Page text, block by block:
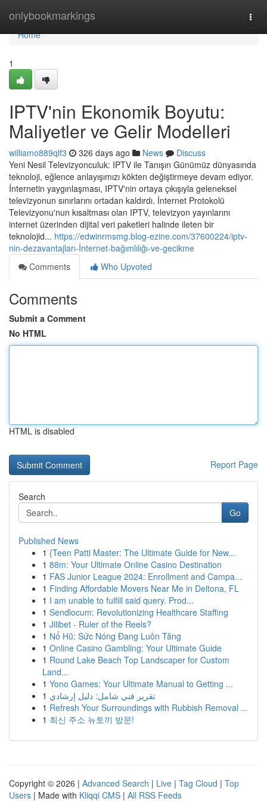
onlybookmarkings
Home
Home
1
IPTV'nin Ekonomik Boyutu:
Maliyetler ve Gelir Modelleri
williamo889qlf3 326 days ago News
Discuss
Yeni Nesil Televizyonculuk: IPTV ile Tanışın Günümüz dünyasında
teknoloji, eğlence anlayışımızı kökten değiştirmeye devam ediyor.
İnternetin yaygınlaşması, IPTV'nin ortaya çıkışıyla geleneksel
televizyonun sınırlarını ortadan kaldırdı. İnternet Protokolü
Televizyonu'nun kısaltması olan IPTV, televizyon yayınlarını
internet üzerinden dijital veri paketleri halinde ileten bir
teknolojid... https://edwinrmsmg.blog-ezine.com/37600224/iptv-
nin-dezavantajları-İnternet-bağımlılığı-ve-gecikme
Comments
Who Upvoted
Comments
Submit a Comment
No HTML
HTML is disabled
Report Page
Search
Go
Published News
1 {Teen Patti Master: The Ultimate Guide for New...
1 88m: Your Ultimate Online Casino Destination
1 FAS Junior League 2024: Enrollment and Campa...
1 Finding Affordable Movers Near Me in Deltona, FL
1 I am unable to fulfill said query. Prod...
1 Sendlocum: Revolutionizing Healthcare Staffing
1 Jilibet - Ruler of the Reels?
1 Nổ Hũ: Sức Nóng Đang Luôn Tăng
1 Online Casino Gambling: Your Ultimate Guide
1 Round Lake Beach Top Landscaper for Custom
Land...
1 Yono Games: Your Ultimate Manual to Getting ...
1 تقرير فني شامل: دليل إرشادي
1 Refresh Your Surroundings with Rubbish Removal ...
1 최신 주소 뉴토끼 방문!
Copyright © 2026 | Advanced Search | Live | Tag Cloud | Top
Users | Made with Kliqqi CMS | All RSS Feeds